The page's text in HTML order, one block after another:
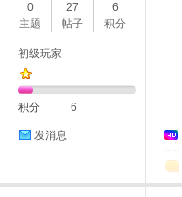
0
主题
27
帖子
6
积分
初级玩家
积分 6
发消息